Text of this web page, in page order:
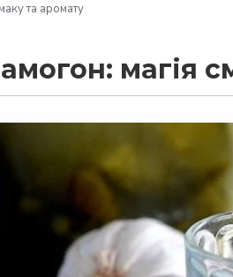
та аромату
магія